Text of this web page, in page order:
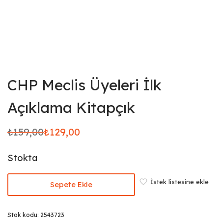
CHP Meclis Üyeleri İlk
Açıklama Kitapçık
₺159,00
Orijinal
₺159,00.
₺129,00
Şu
fiyat:
₺129,00.
Stokta
Sepete Ekle İstek listesine ekle
Stok kodu: 2543723